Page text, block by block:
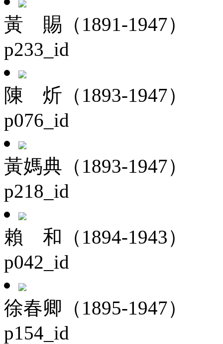
黃 賜（1891-1947）
p233_id
陳 炘（1893-1947）
p076_id
黃媽典（1893-1947）
p218_id
賴 和（1894-1943）
p042_id
徐春卿（1895-1947）
p154_id